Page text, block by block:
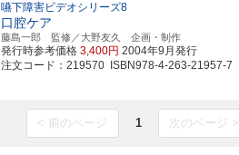
嚥下障害ビデオシリーズ8
口腔ケア
藤島一郎 監修／大野友久 企画・制作
発行時参考価格3,400円 2004年9月発行
注文コード：219570 ISBN978-4-263-21957-7
< 前のページ 1 次のページ >